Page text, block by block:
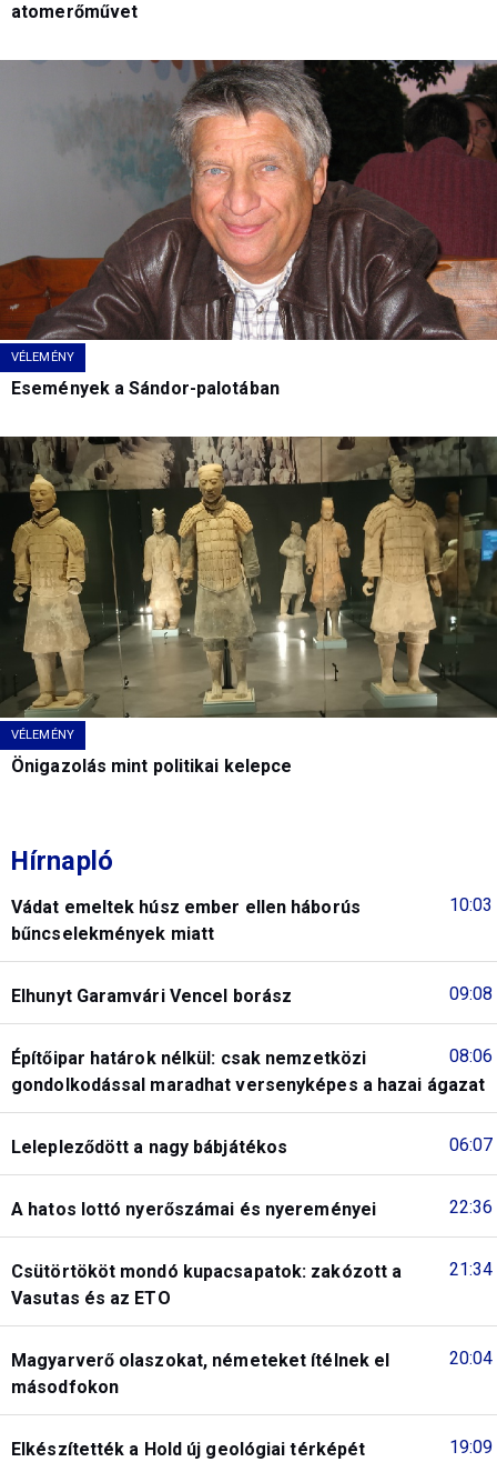
atomerőművet
VÉLEMÉNY
Események a Sándor-palotában
VÉLEMÉNY
Önigazolás mint politikai kelepce
Hírnapló
10:03
Vádat emeltek húsz ember ellen háborús
bűncselekmények miatt
09:08
Elhunyt Garamvári Vencel borász
08:06
Építőipar határok nélkül: csak nemzetközi
gondolkodással maradhat versenyképes a hazai ágazat
06:07
Lelepleződött a nagy bábjátékos
22:36
A hatos lottó nyerőszámai és nyereményei
21:34
Csütörtököt mondó kupacsapatok: zakózott a
Vasutas és az ETO
20:04
Magyarverő olaszokat, németeket ítélnek el
másodfokon
19:09
Elkészítették a Hold új geológiai térképét